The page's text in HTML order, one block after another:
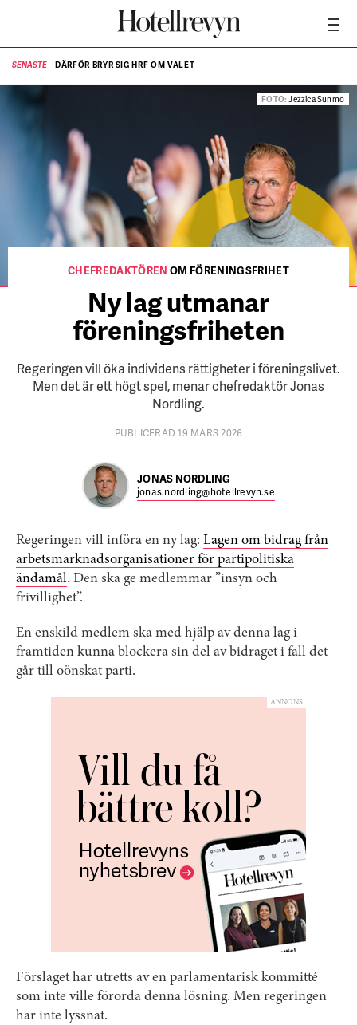
DÄRFÖR BRYR SIG HRF OM VALET
FOTO: Jezzica Sunmo
CHEFREDAKTÖREN OM FÖRENINGSFRIHET
Ny lag utmanar
föreningsfriheten
Regeringen vill öka individens rättigheter i föreningslivet.
Men det är ett högt spel, menar chefredaktör Jonas
Nordling.
PUBLICERAD 19 MARS 2026
JONAS NORDLING
jonas.nordling@hotellrevyn.se
Regeringen vill införa en ny lag: Lagen om bidrag från
arbetsmarknadsorganisationer för partipolitiska
ändamål. Den ska ge medlemmar ”insyn och
frivillighet”.
En enskild medlem ska med hjälp av denna lag i
framtiden kunna blockera sin del av bidraget i fall det
går till oönskat parti.
ANNONS
Förslaget har utretts av en parlamentarisk kommitté
som inte ville förorda denna lösning. Men regeringen
har inte lyssnat.